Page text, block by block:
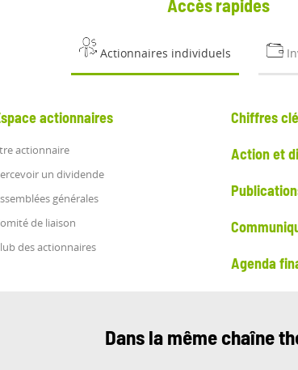
Accès rapides
Actionnaires individuels
actionnaires
actionnaire
un dividende
générales
de liaison
des actionnaires
Chiffres
Action et
Agenda
Dans la même chaîne